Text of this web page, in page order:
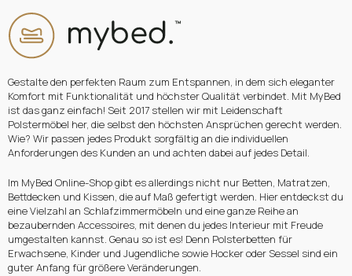
Gestalte den perfekten Raum zum Entspannen, in dem sich eleganter
Komfort mit Funktionalität und höchster Qualität verbindet. Mit MyBed
ist das ganz einfach! Seit 2017 stellen wir mit Leidenschaft
Polstermöbel her, die selbst den höchsten Ansprüchen gerecht werden.
Wie? Wir passen jedes Produkt sorgfältig an die individuellen
Anforderungen des Kunden an und achten dabei auf jedes Detail.
Im MyBed Online-Shop gibt es allerdings nicht nur Betten, Matratzen,
Bettdecken und Kissen, die auf Maß gefertigt werden. Hier entdeckst du
eine Vielzahl an Schlafzimmermöbeln und eine ganze Reihe an
bezaubernden Accessoires, mit denen du jedes Interieur mit Freude
umgestalten kannst. Genau so ist es! Denn Polsterbetten für
Erwachsene, Kinder und Jugendliche sowie Hocker oder Sessel sind ein
guter Anfang für größere Veränderungen.